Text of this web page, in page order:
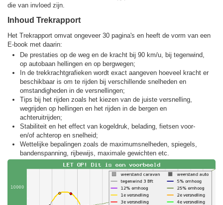
die van invloed zijn.
Inhoud Trekrapport
Het Trekrapport omvat ongeveer 30 pagina's en heeft de vorm van een
E-book met daarin:
De prestaties op de weg en de kracht bij 90 km/u, bij tegenwind,
op autobaan hellingen en op bergwegen;
In de trekkracht­grafieken wordt exact aangeven hoeveel kracht er
beschikbaar is om te rijden bij verschillende snelheden en
omstandigheden in de versnellingen;
Tips bij het rijden zoals het kiezen van de juiste versnelling,
wegrijden op hellingen en het rijden in de bergen en
achteruitrijden;
Stabiliteit en het effect van kogeldruk, belading, fietsen voor-
en/of achterop en snelheid;
Wettelijke bepalingen zoals de maximumsnelheden, spiegels,
bandenspanning, rijbewijs, maximale gewichten etc.